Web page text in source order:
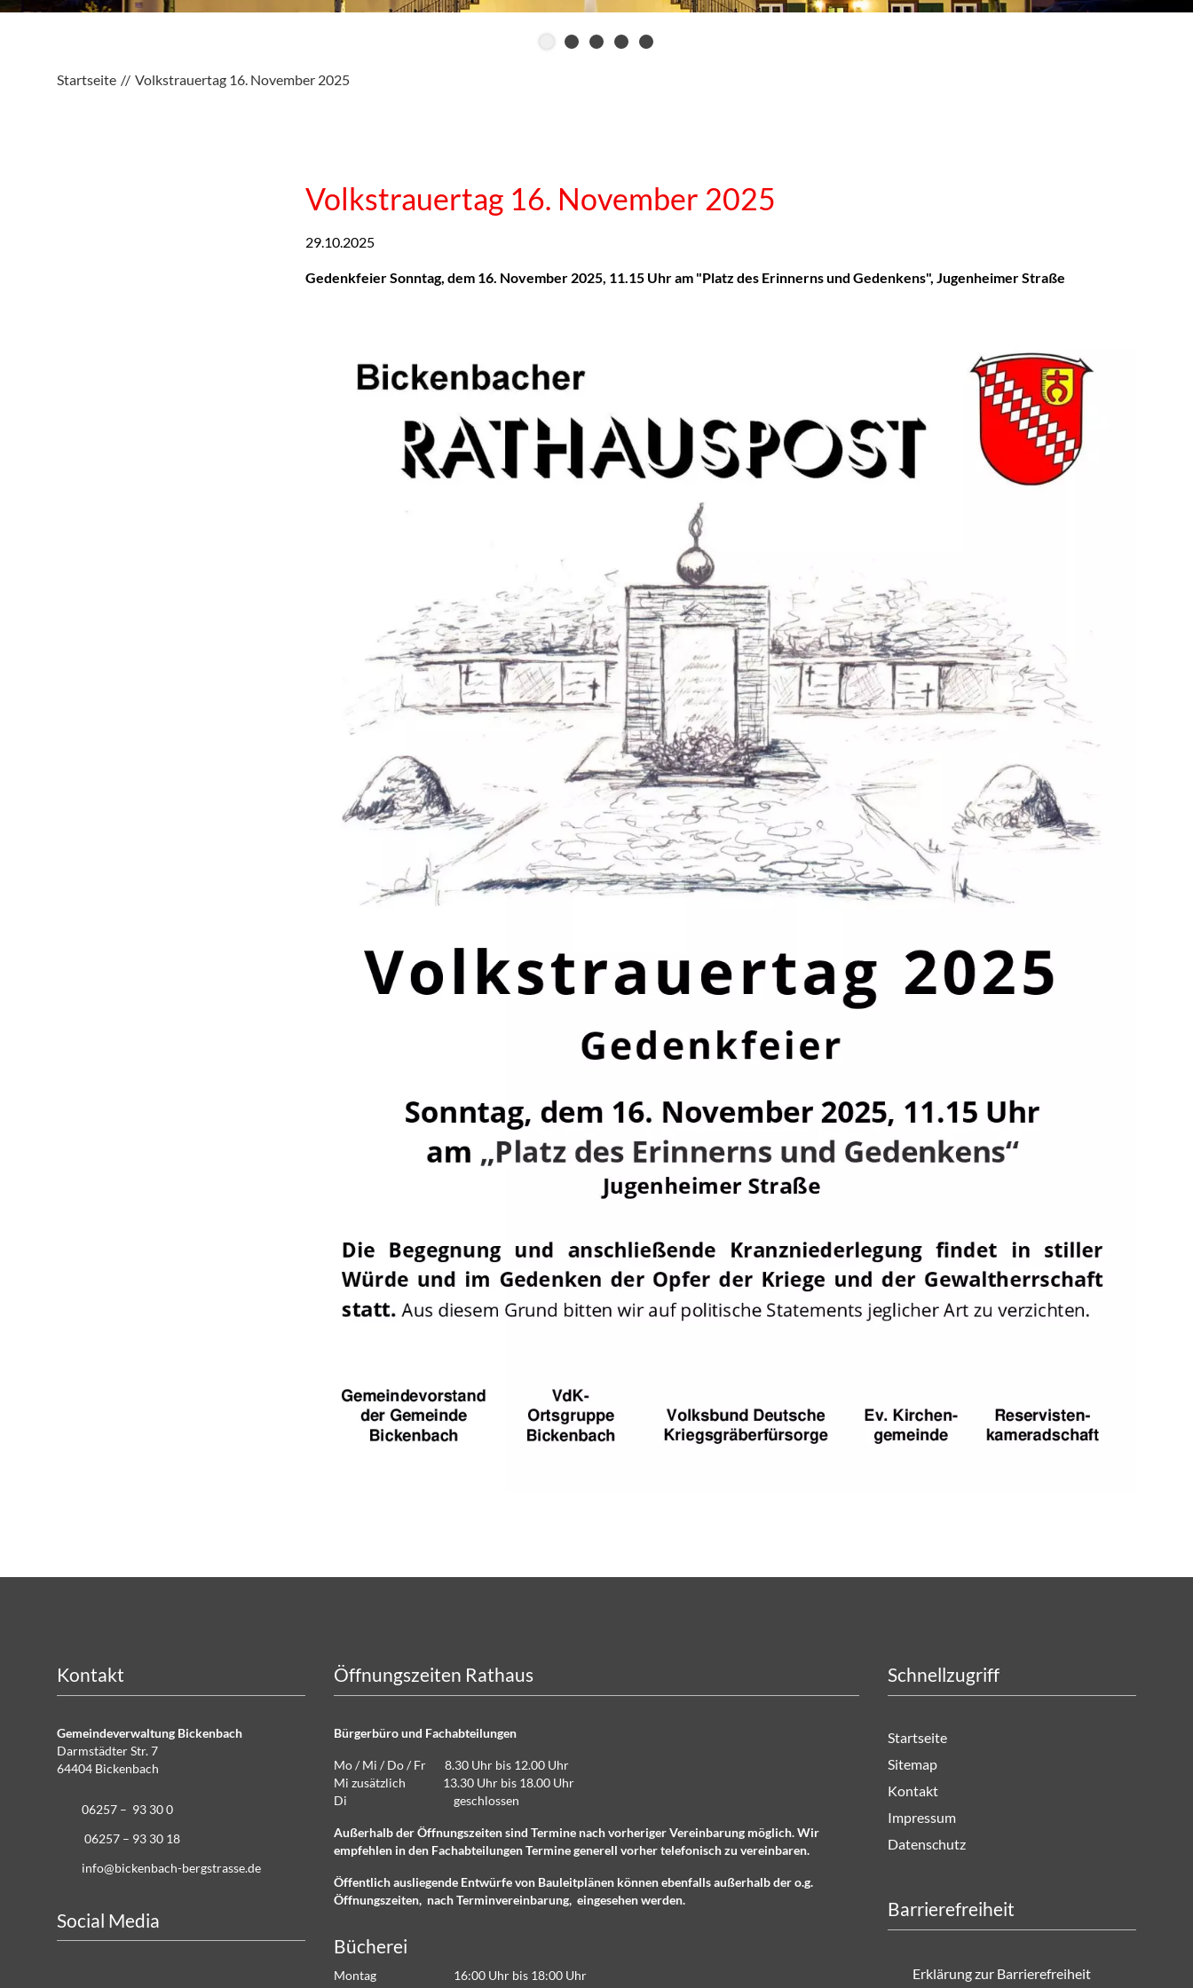
Startseite Volkstrauertag 16. November 2025
Volkstrauertag 16. November 2025
29.10.2025
Gedenkfeier Sonntag, dem 16. November 2025, 11.15 Uhr am "Platz des Erinnerns und Gedenkens", Jugenheimer Straße
Kontakt
Gemeindeverwaltung Bickenbach
Darmstädter Str. 7
64404 Bickenbach
06257 – 93 30 0
06257 – 93 30 18
info@bickenbach-bergstrasse.de
Social Media
Öffnungszeiten Rathaus
Bürgerbüro und Fachabteilungen
Mo / Mi / Do / Fr 8.30 Uhr bis 12.00 Uhr
Mi zusätzlich 13.30 Uhr bis 18.00 Uhr
Di geschlossen
Außerhalb der Öffnungszeiten sind Termine nach vorheriger Vereinbarung möglich. Wir
empfehlen in den Fachabteilungen Termine generell vorher telefonisch zu vereinbaren.
Öffentlich ausliegende Entwürfe von Bauleitplänen können ebenfalls außerhalb der o.g.
Öffnungszeiten, nach Terminvereinbarung, eingesehen werden.
Bücherei
Montag 16:00 Uhr bis 18:00 Uhr
Schnellzugriff
Startseite
Sitemap
Kontakt
Impressum
Datenschutz
Barrierefreiheit
Erklärung zur Barrierefreiheit